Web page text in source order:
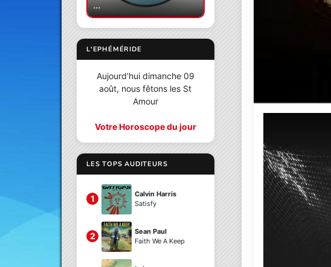
...
L'EPHÉMÉRIDE
Aujourd'hui dimanche 09
août, nous fêtons les St
Amour
Votre Horoscope du jour
LES TOPS AUDITEURS
1
Calvin Harris
Satisfy
2
Sean Paul
Faith We A Keep